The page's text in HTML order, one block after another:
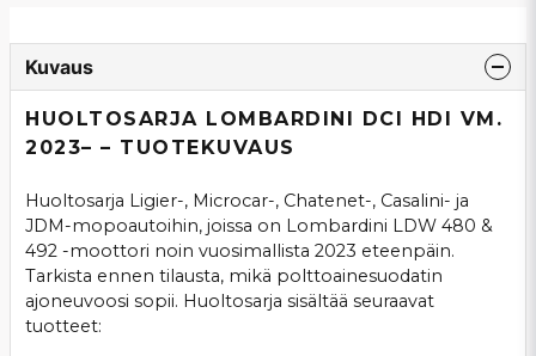
Kuvaus
HUOLTOSARJA LOMBARDINI DCI HDI VM.
2023– – TUOTEKUVAUS
Huoltosarja Ligier-, Microcar-, Chatenet-, Casalini- ja
JDM-mopoautoihin, joissa on Lombardini LDW 480 &
492 -moottori noin vuosimallista 2023 eteenpäin.
Tarkista ennen tilausta, mikä polttoainesuodatin
ajoneuvoosi sopii. Huoltosarja sisältää seuraavat
tuotteet: